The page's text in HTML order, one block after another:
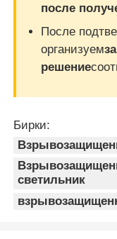
после
После
организуем
решение
Бирки:
светильник